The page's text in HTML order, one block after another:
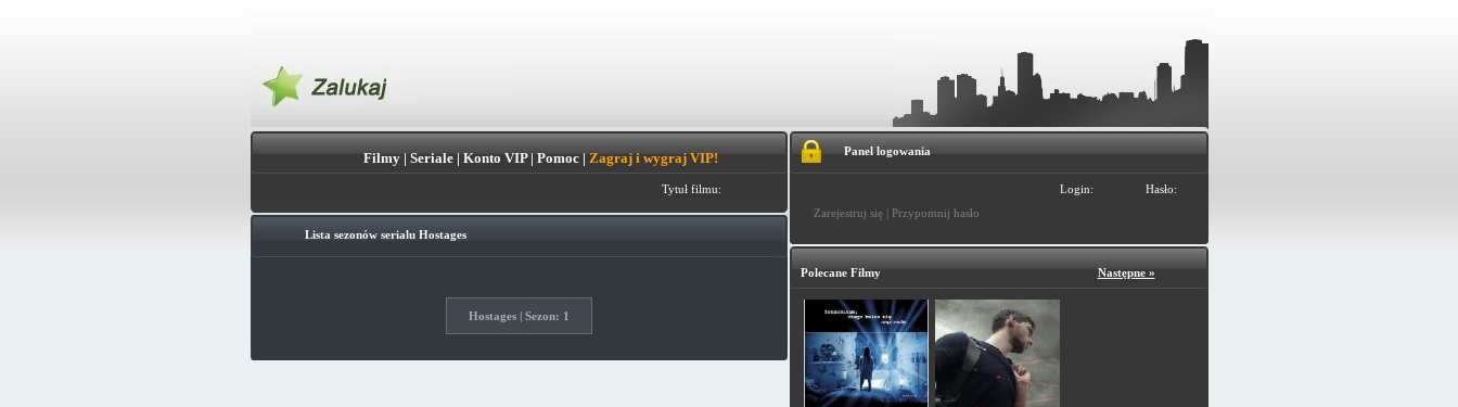
Filmy| Seriale| Konto VIP| Pomoc| Zagraj i wygraj VIP!
Tytuł filmu:
Lista sezonów serialu Hostages
Hostages | Sezon: 1
Panel logowania
Login:
Hasło:
Zarejestruj się | Przypomnij hasło
Polecane Filmy Następne »